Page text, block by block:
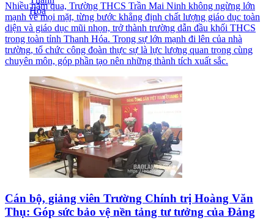
Nhiều năm qua, Trường THCS Trần Mai Ninh không ngừng lớn
mạnh về mọi mặt, từng bước khẳng định chất lượng giáo dục toàn
diện và giáo dục mũi nhọn, trở thành trường dẫn đầu khối THCS
trong toàn tỉnh Thanh Hóa. Trong sự lớn mạnh đi lên của nhà
trường, tổ chức công đoàn thực sự là lực lượng quan trọng cùng
chuyên môn, góp phần tạo nên những thành tích xuất sắc.
Cán bộ, giảng viên Trường Chính trị Hoàng Văn
Thụ: Góp sức bảo vệ nền tảng tư tưởng của Đảng